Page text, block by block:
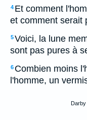
4 Et comment
et comment serait
5Voici, la lune
sont pas pures à
6 Combien moins
l'homme, un
Darby